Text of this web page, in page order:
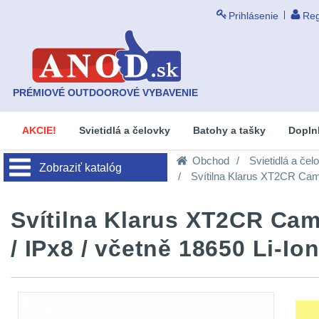
Prihlásenie
PRÉMIOVÉ OUTDOOROVÉ VYBAVENIE
AKCIE! Svietidlá a čelovky Batohy a tašky
Zobraziť katalóg
Obchod
Svietidlá a
Svítilna Klarus XT2CR
Svítilna Klarus XT2CR
/ IPx8 / včetně 18650 Li-